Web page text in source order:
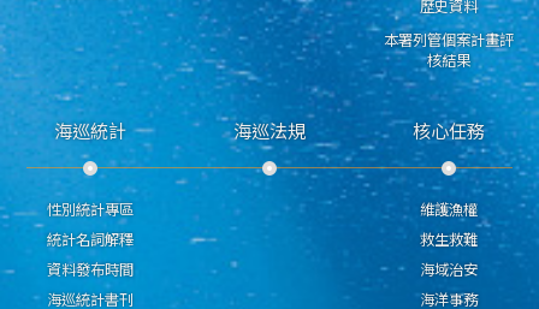
歷史資料
本署列管個案計畫評
核結果
海巡統計
性別統計專區
統計名詞解釋
資料發布時間
海巡統計書刊
海巡法規 核心任務
維護漁權
救生救難
海域治安
海洋事務